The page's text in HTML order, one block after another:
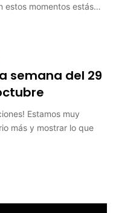
estos momentos estás…
semana del 29
Estamos muy
más y mostrar lo que